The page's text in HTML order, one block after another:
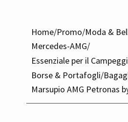
Home/Promo/Moda &
Mercedes-AMG/
Essenziale per il
Borse & Portafogli/
Marsupio AMG Petronas